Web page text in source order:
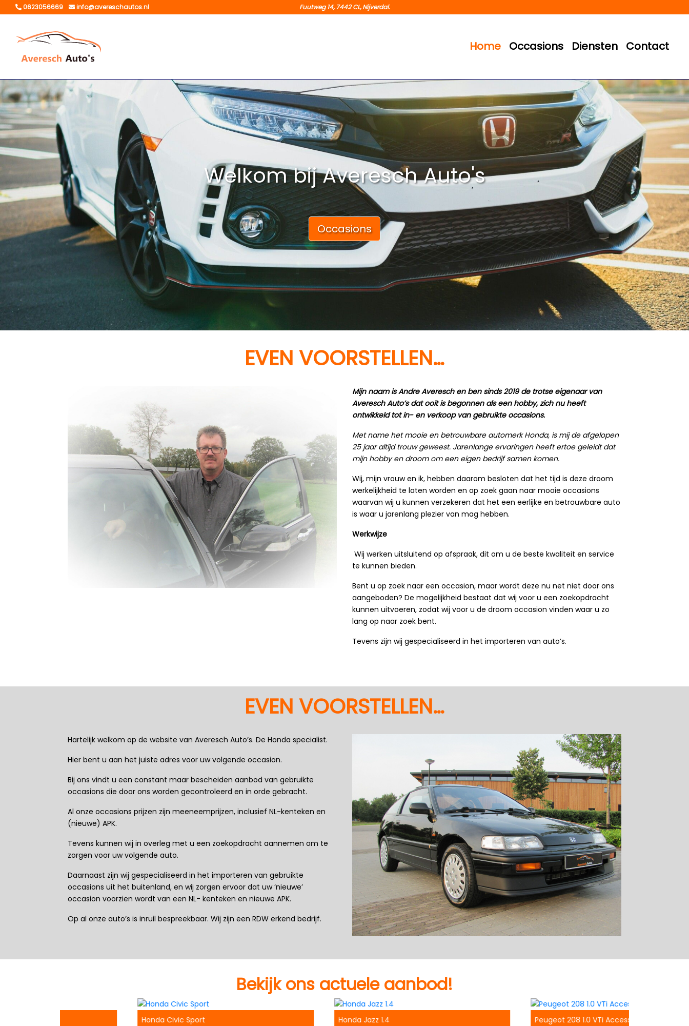
0623056669 info@avereschautos.nl Fuutweg 14, 7442 CL, Nijverdal.
Home Occasions Diensten Contact
Welkom bij Averesch Auto's
Occasions
EVEN VOORSTELLEN…
Mijn naam is Andre Averesch en ben sinds 2019 de trotse eigenaar van
Averesch Auto’s dat ooit is begonnen als een hobby, zich nu heeft
ontwikkeld tot in- en verkoop van gebruikte occasions.
Met name het mooie en betrouwbare automerk Honda, is mij de afgelopen
25 jaar altijd trouw geweest. Jarenlange ervaringen heeft ertoe geleidt dat
mijn hobby en droom om een eigen bedrijf samen komen.
Wij, mijn vrouw en ik, hebben daarom besloten dat het tijd is deze droom
werkelijkheid te laten worden en op zoek gaan naar mooie occasions
waarvan wij u kunnen verzekeren dat het een eerlijke en betrouwbare auto
is waar u jarenlang plezier van mag hebben.
Werkwijze
Wij werken uitsluitend op afspraak, dit om u de beste kwaliteit en service
te kunnen bieden.
Bent u op zoek naar een occasion, maar wordt deze nu net niet door ons
aangeboden? De mogelijkheid bestaat dat wij voor u een zoekopdracht
kunnen uitvoeren, zodat wij voor u de droom occasion vinden waar u zo
lang op naar zoek bent.
Tevens zijn wij gespecialiseerd in het importeren van auto’s.
EVEN VOORSTELLEN…
Hartelijk welkom op de website van Averesch Auto’s. De Honda specialist.
Hier bent u aan het juiste adres voor uw volgende occasion.
Bij ons vindt u een constant maar bescheiden aanbod van gebruikte
occasions die door ons worden gecontroleerd en in orde gebracht.
Al onze occasions prijzen zijn meeneemprijzen, inclusief NL-kenteken en
(nieuwe) APK.
Tevens kunnen wij in overleg met u een zoekopdracht aannemen om te
zorgen voor uw volgende auto.
Daarnaast zijn wij gespecialiseerd in het importeren van gebruikte
occasions uit het buitenland, en wij zorgen ervoor dat uw ‘nieuwe’
occasion voorzien wordt van een NL- kenteken en nieuwe APK.
Op al onze auto’s is inruil bespreekbaar. Wij zijn een RDW erkend bedrijf.
Bekijk ons actuele aanbod!
Peugeot 208 1.0 VTi Access